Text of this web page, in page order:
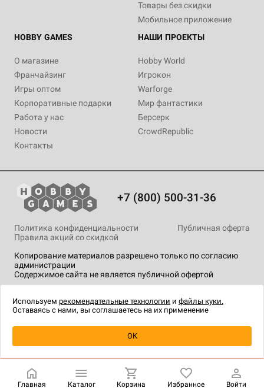
Уведомить о наличии
Товары без скидки
Мобильное приложение
HOBBY GAMES
О магазине
Франчайзинг
Игры оптом
Корпоративные подарки
Работа у нас
Новости
Контакты
НАШИ ПРОЕКТЫ
Hobby World
Игрокон
Warforge
Мир фантастики
Берсерк
CrowdRepublic
+7 (800) 500-31-36
Копирование материалов разрешено только по согласию
администрации
Содержимое сайта не является публичной офертой
Политика конфиденциальности
Публичная оферта
Правила акций со скидкой
технологии.
Главная Каталог Корзина Избранное Войти
Используем рекомендательные технологии и файлы куки.
Оставаясь с нами, вы соглашаетесь на их применение
OK